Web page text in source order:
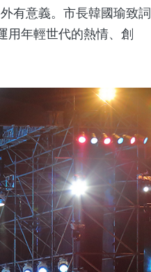
有意義。市長韓國瑜致詞
用年輕世代的熱情、創